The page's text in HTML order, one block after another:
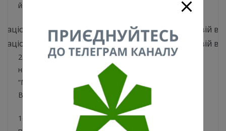
й стали частиною масштабної експозиції.
21 червня 1996 року музею надано статус
національного. Відтоді він мав офіційну назву
“Меморіальний комплекс «Національний музей історії
Великої Вітчизняної війни 1941—1945 років».
16 липня 2015 року відповідно до законів